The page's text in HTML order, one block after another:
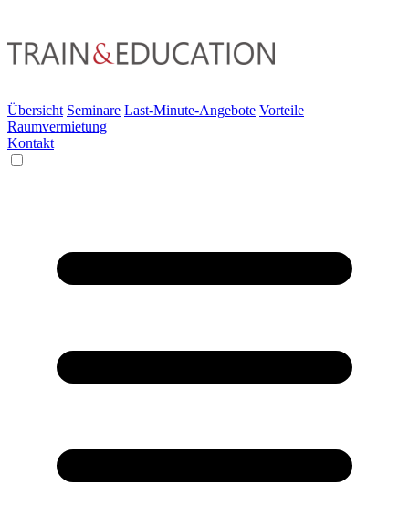
Übersicht Seminare Last-Minute-Angebote Vorteile
Raumvermietung
Kontakt